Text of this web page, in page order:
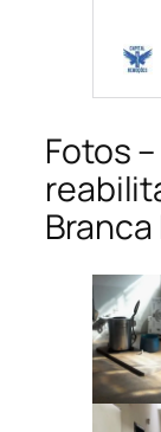
Fotos
Branca